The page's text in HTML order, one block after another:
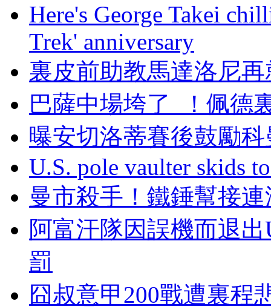
Here's George Takei
Trek' anniversary
裏皮前助教馬達洛尼
巴薩中場垮了  ！佩
曝安切洛蒂賽後鼓勵科
U.S. pole vaulter skids
曼市殺手！鐵錘幫
阿富汗隊因誤機而退
罰
囧叔意甲200戰遭裏程